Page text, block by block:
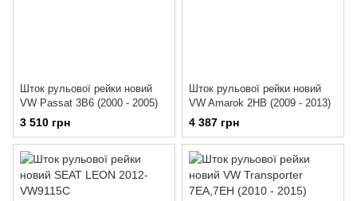
Шток рульової рейки новий
VW Passat 3B6 (2000 - 2005)
3 510 грн
Шток рульової рейки новий
VW Amarok 2HB (2009 - 2013)
4 387 грн